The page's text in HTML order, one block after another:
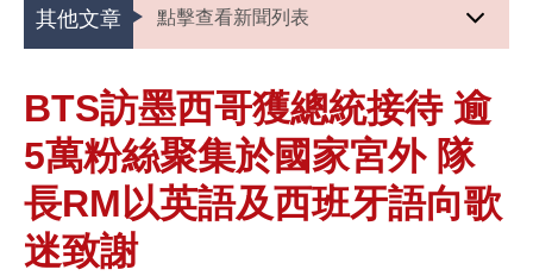
其他文章 點擊查看新聞列表
BTS訪墨西哥獲總統接待 逾
5萬粉絲聚集於國家宮外 隊
長RM以英語及西班牙語向歌
迷致謝